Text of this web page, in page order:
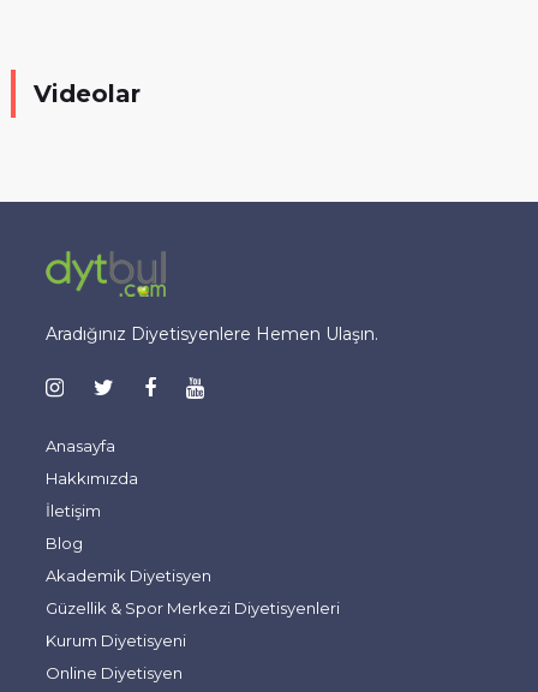
Videolar
Aradığınız Diyetisyenlere Hemen Ulaşın.
Anasayfa
Hakkımızda
İletişim
Blog
Akademik Diyetisyen
Güzellik & Spor Merkezi Diyetisyenleri
Kurum Diyetisyeni
Online Diyetisyen